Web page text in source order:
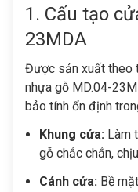
1. Cấu tạo
23MDA
Được sản xuất theo
nhựa gỗ MD.04-
bảo tính ổn định
Khung cửa: Làm
gỗ chắc chắn,
Cánh cửa: Bề